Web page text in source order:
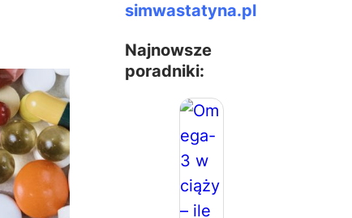
simwastatyna.pl
Najnowsze
poradniki: